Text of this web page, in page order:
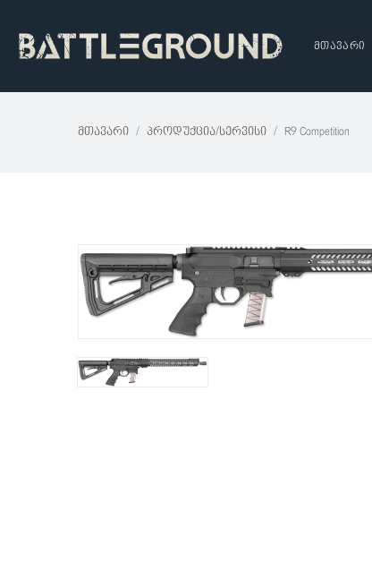
მთავარი
Მთავარი Პროდუქცია/სერვისი R9 Competition